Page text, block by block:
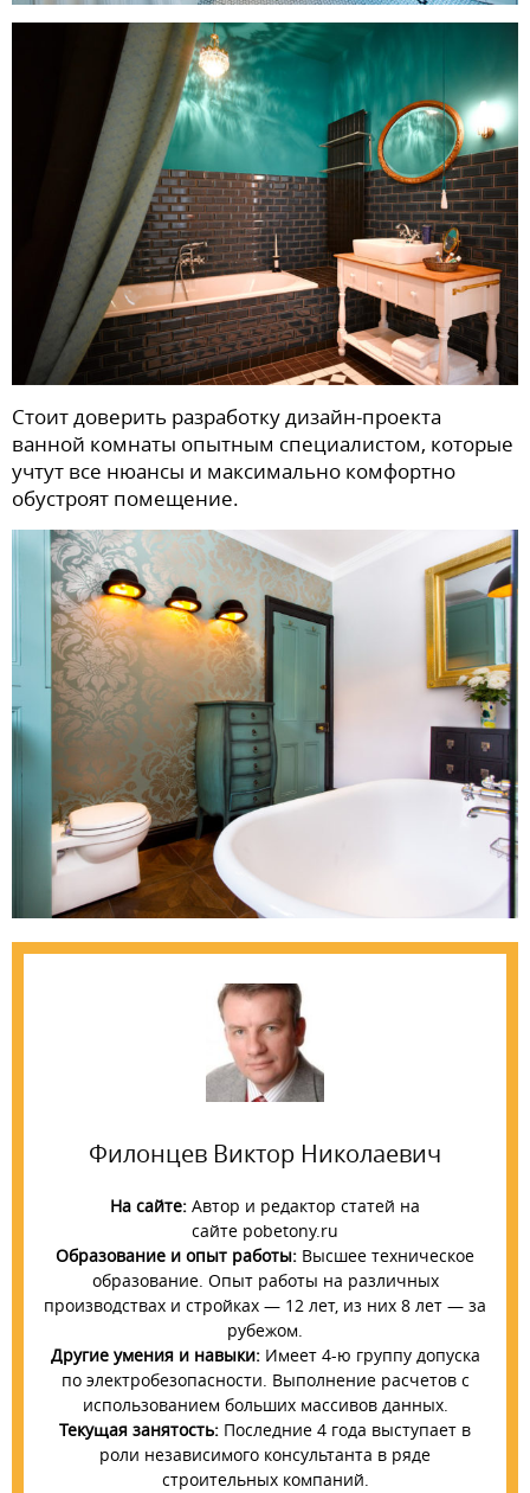
Стоит доверить разработку дизайн-проекта
ванной комнаты опытным специалистом, которые
учтут все нюансы и максимально комфортно
обустроят помещение.
Филонцев Виктор Николаевич
На сайте: Автор и редактор статей на
сайте pobetony.ru
Образование и опыт работы: Высшее техническое
образование. Опыт работы на различных
производствах и стройках — 12 лет, из них 8 лет — за
рубежом.
Другие умения и навыки:Имеет 4-ю группу допуска
по электробезопасности. Выполнение расчетов с
использованием больших массивов данных.
Текущая занятость: Последние 4 года выступает в
роли независимого консультанта в ряде
строительных компаний.